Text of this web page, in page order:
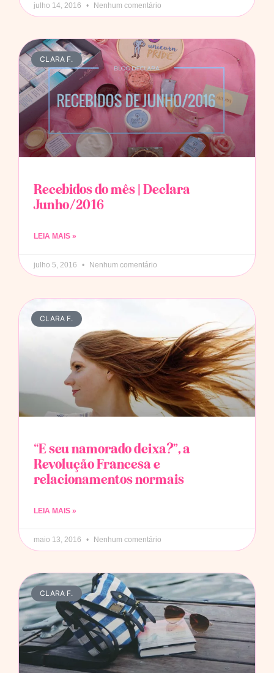
julho 14, 2016 Nenhum comentário
CLARA F.
Recebidos do mês | Declara
Junho/2016
LEIA MAIS »
julho 5, 2016 Nenhum comentário
CLARA F.
“E seu namorado deixa?”, a
Revolução Francesa e
relacionamentos normais
LEIA MAIS »
maio 13, 2016 Nenhum comentário
CLARA F.